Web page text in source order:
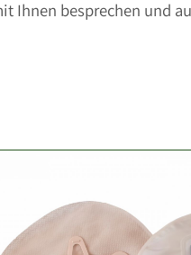
Ihnen besprechen und